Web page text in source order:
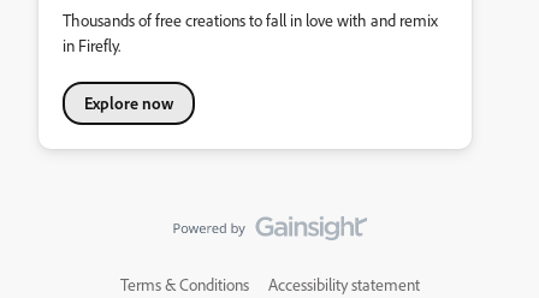
Thousands of free creations to fall in love with and remix
in Firefly.
Explore now
Terms & Conditions Accessibility statement